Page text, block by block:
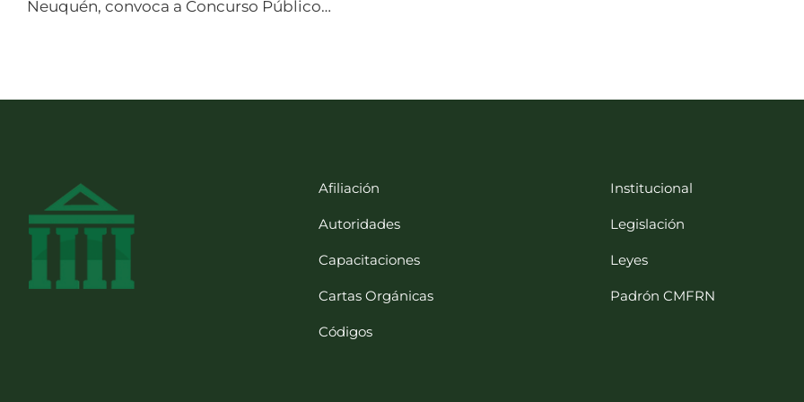
Neuquén, convoca a Concurso Público…
Afiliación
Autoridades
Capacitaciones
Cartas Orgánicas
Códigos
Institucional
Legislación
Leyes
Padrón CMFRN